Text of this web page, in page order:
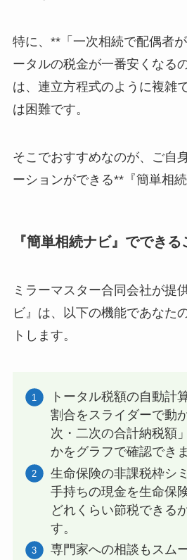
特に、**「一次相続で配偶者
ータルの税金が一番安くなる
は、連立方程式のように複雑
は困難です。
そこでおすすめなのが、ご自
ーションができる**『簡単相続
『簡単相続ナビ』でできる
ミラーマスター合同会社が提
ビ』は、以下の機能であなた
トします。
トータル税額の自動計
割合をスライダーで動
次・二次の合計納税額
かをグラフで確認できま
生命保険の非課税枠シ
手持ちの現金を生命保
どれくらい節税できる
す。
専門家への相談もスム